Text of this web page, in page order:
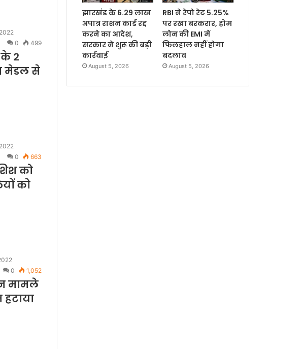
0
499
के 2
मेडल से
0
663
को
को
0
1,052
मामले
हटाया
झारखंड के 6.29 लाख
अपात्र राशन कार्ड रद्द
करने का आदेश,
सरकार ने शुरू की बड़ी
कार्रवाई
August 5, 2026
RBI ने रेपो रेट 5.25%
पर रखा बरकरार, होम
लोन की EMI में
फिलहाल नहीं होगा
बदलाव
August 5, 2026